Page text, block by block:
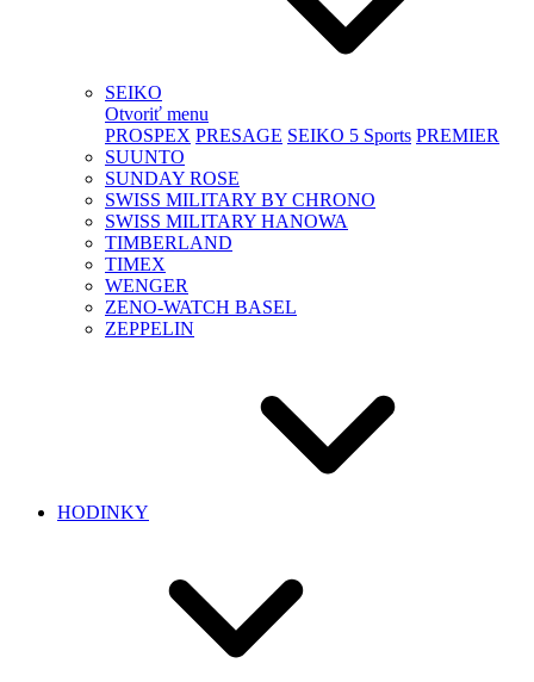
SEIKO
Otvoriť menu
PROSPEX PRESAGE SEIKO 5 Sports PREMIER
SUUNTO
SUNDAY ROSE
SWISS MILITARY BY CHRONO
SWISS MILITARY HANOWA
TIMBERLAND
TIMEX
WENGER
ZENO-WATCH BASEL
ZEPPELIN
HODINKY